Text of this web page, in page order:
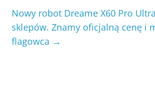
Nowy robot Dreame X60 Pro
sklepów. Znamy oficjalną cenę i
flagowca →